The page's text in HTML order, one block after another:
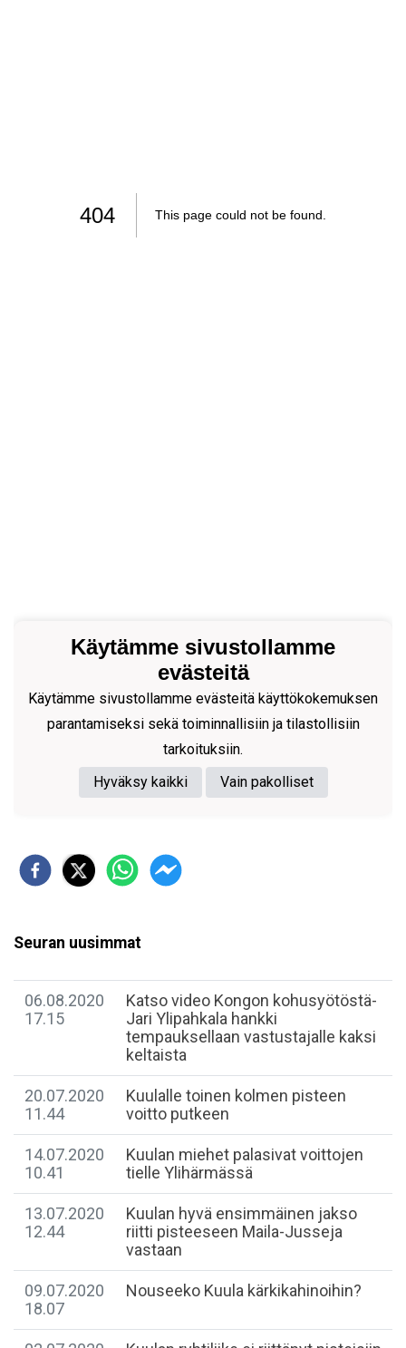
Seuran uusimmat
06.08.2020
17.15
Katso video Kongon kohusyötöstä-
Jari Ylipahkala hankki
tempauksellaan vastustajalle kaksi
keltaista
20.07.2020
11.44
Kuulalle toinen kolmen pisteen
voitto putkeen
14.07.2020
10.41
Kuulan miehet palasivat voittojen
tielle Ylihärmässä
13.07.2020
12.44
Kuulan hyvä ensimmäinen jakso
riitti pisteeseen Maila-Jusseja
vastaan
09.07.2020
18.07
Nouseeko Kuula kärkikahinoihin?